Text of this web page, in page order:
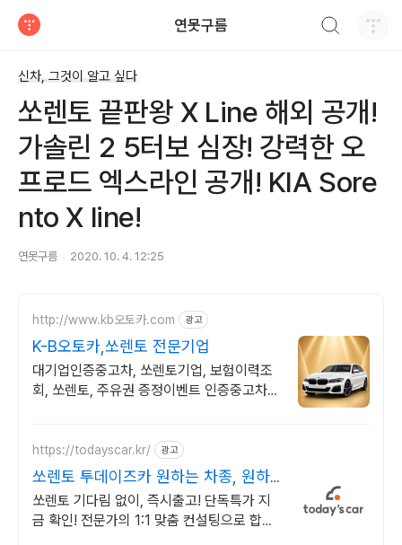
연못구름
신차, 그것이 알고 싶다
쏘렌토 끝판왕 X Line 해외 공개!
가솔린 2 5터보 심장! 강력한 오
프로드 엑스라인 공개! KIA Sore
nto X line!
연못구름 2020. 10. 4. 12:25
http://www.kb오토카.com 광고
K-B오토카,쏘렌토 전문기업
대기업인증중고차, 쏘렌토기업, 보험이력조
회, 쏘렌토, 주유권 증정이벤트 인증중고차 7
https://todayscar.kr/ 광고
쏘렌토 투데이즈카 원하는 차종, 원하
는 조건
쏘렌토 기다림 없이, 즉시출고! 단독특가 지
금 확인! 전문가의 1:1 맞춤 컨설팅으로 합리